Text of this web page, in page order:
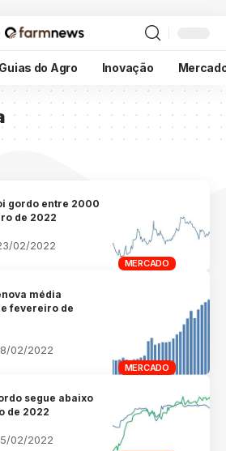
Guias do Agro Inovação
MERCADO
gordo entre 2000
de 2022
02/2022
MERCADO
média
fevereiro de
02/2022
segue abaixo
de 2022
02/2022